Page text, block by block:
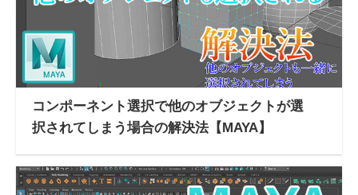
コンポーネント選択で他のオブジェクトが選
択されてしまう場合の解決法【MAYA】